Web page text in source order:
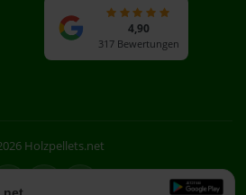
4,90
317 Bewertungen
Holzpellets.net
Facebook